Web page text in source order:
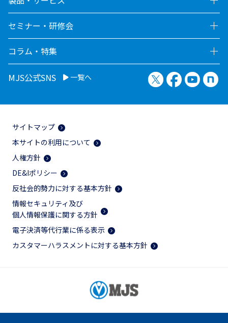
セミナー・研修会
コラム・特集
MJS公式SNS 一覧へ X（旧Twitter）
Facebook
サイトマップ
本サイトの利用について
人権方針
DE&Iポリシー
反社会的勢力に対する基本方針
情報セキュリティ及び
個人情報保護に関する方針
電子決済等代行業に係る表示
カスタマーハラスメントに対する基本方針